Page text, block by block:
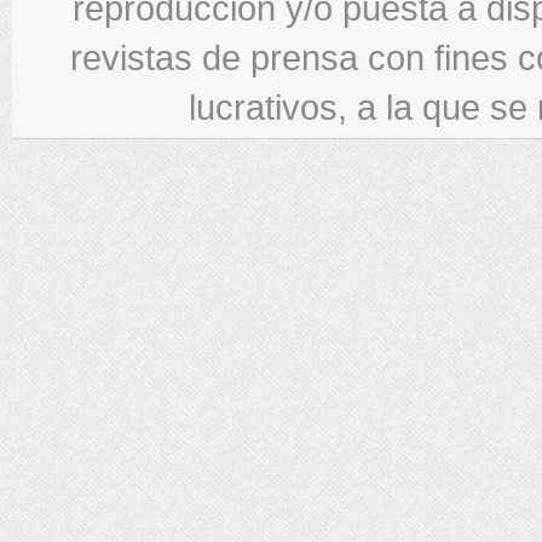
revistas de prensa con fines
lucrativos, a la que